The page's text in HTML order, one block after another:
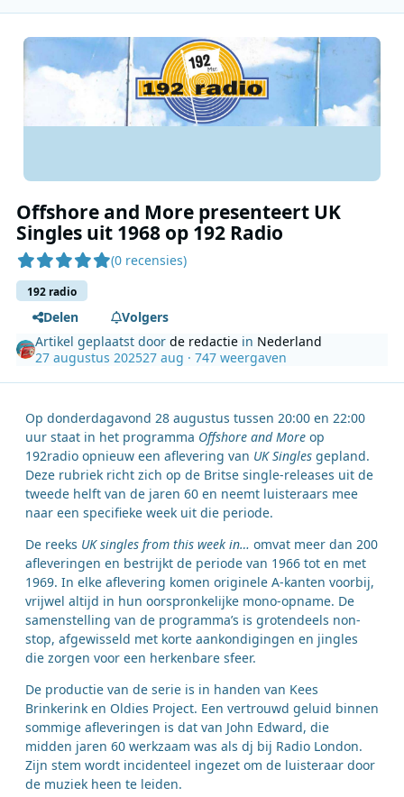
Offshore and More presenteert UK
Singles uit 1968 op 192 Radio
(0 recensies)
192 radio
Delen
Volgers
Artikel geplaatst doorde redactie in Nederland
27 augustus 202527 aug · 747 weergaven
Op donderdagavond 28 augustus tussen 20:00 en 22:00
uur staat in het programma Offshore and More op
192radio opnieuw een aflevering van UK Singles gepland.
Deze rubriek richt zich op de Britse single-releases uit de
tweede helft van de jaren 60 en neemt luisteraars mee
naar een specifieke week uit die periode.
De reeks UK singles from this week in… omvat meer dan 200
afleveringen en bestrijkt de periode van 1966 tot en met
1969. In elke aflevering komen originele A-kanten voorbij,
vrijwel altijd in hun oorspronkelijke mono-opname. De
samenstelling van de programma’s is grotendeels non-
stop, afgewisseld met korte aankondigingen en jingles
die zorgen voor een herkenbare sfeer.
De productie van de serie is in handen van Kees
Brinkerink en Oldies Project. Een vertrouwd geluid binnen
sommige afleveringen is dat van John Edward, die
midden jaren 60 werkzaam was als dj bij Radio London.
Zijn stem wordt incidenteel ingezet om de luisteraar door
de muziek heen te leiden.